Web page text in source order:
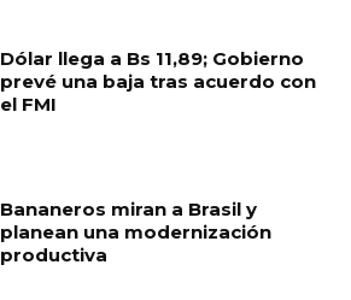
Dólar llega a Bs 11,89; Gobierno
prevé una baja tras acuerdo con
el FMI
Bananeros miran a Brasil y
planean una modernización
productiva